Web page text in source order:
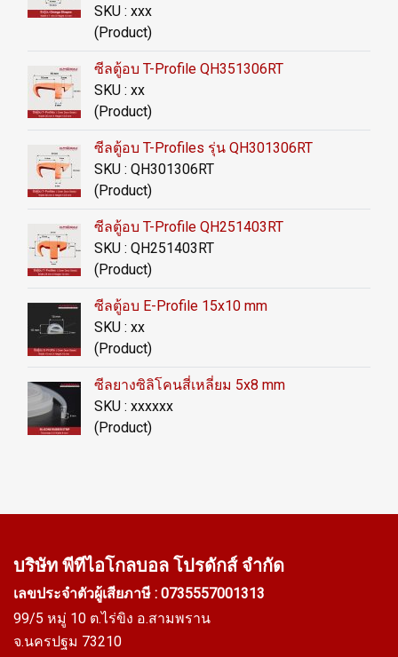
SKU : xxx
(Product)
ซีลตู้อบ T-Profile QH351306RT
SKU : xx
(Product)
ซีลตู้อบ T-Profiles รุ่น QH301306RT
SKU : QH301306RT
(Product)
ซีลตู้อบ T-Profile QH251403RT
SKU : QH251403RT
(Product)
ซีลตู้อบ E-Profile 15x10 mm
SKU : xx
(Product)
ซีลยางซิลิโคนสี่เหลี่ยม 5x8 mm
SKU : xxxxxx
(Product)
บริษัท พีทีไอโกลบอล โปรดักส์ จำกัด
เลขประจำตัวผู้เสียภาษี : 0735557001313
99/5 หมู่ 10 ต.ไร่ขิง อ.สามพราน
จ.นครปฐม 73210